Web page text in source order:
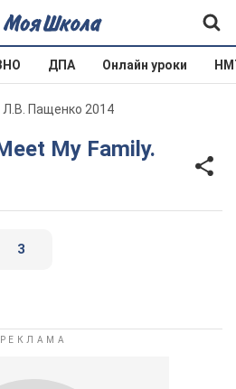
ДПА Онлайн уроки
Л.В. Пащенко 2014
3